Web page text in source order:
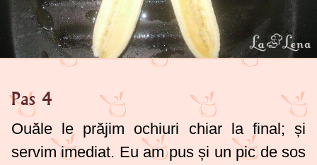
Pas 4
Ouăle le prăjim ochiuri chiar la final; și
servim imediat. Eu am pus și un pic de sos